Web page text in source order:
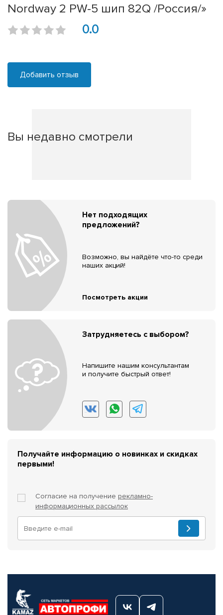
Nordway 2 PW-5 шип 82Q /Россия/»
0.0
Добавить отзыв
Вы недавно смотрели
Нет подходящих
предложений?
Возможно, вы найдёте что-то среди
наших акций!
Посмотреть акции
Затрудняетесь с выбором?
Напишите нашим консультантам
и получите быстрый ответ!
Получайте информацию о новинках и скидках
первыми!
Согласие на получение рекламно-
информационных рассылок